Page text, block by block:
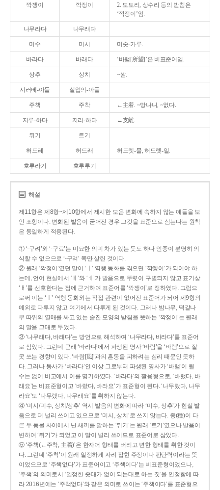
깍쟁이 깍정이
2. 도토리, 상수리 등의 받침은
‘깍정이’임.
나무라다 나무래다
미수 미시 미숫-가루.
바라다 바래다 ‘바램[所望]’은 비표준어임.
상추 상치 ~쌈.
시러베-아들 실업의-아들
주책 주착 ←主着. ~망나니, ~없다.
지루-하다 지리-하다 ←支離.
튀기 트기
허드레 허드래 허드렛-물, 허드렛-일.
호루라기 호루루기
해설
제11항은 제8항~제10항에서 제시한 모음 변화에 속하지 않는 예들을 보
인 조항이다. 변화된 발음이 굳어진 경우 그것을 표준으로 삼는다는 원칙
은 동일하게 적용된다.
① ‘-구려’와 ‘-구료’는 미묘한 의미 차가 있는 듯도 하나 언중이 분명히 의
식할 수 없으므로 ‘-구려’ 쪽만 살린 것이다.
② 원래 ‘깍정이’였던 말이 ‘ㅣ’ 역행 동화를 겪으면 ‘깍젱이’가 되어야 하
는데, 언어 현실에서 ‘ㅐ’와 ‘ㅔ’가 발음으로 뚜렷이 구별되지 않고 표기상
‘ㅐ’를 선호한다는 점에 근거하여 표준어를 ‘깍쟁이’로 정하였다. 그럼으
로써 이는 ‘ㅣ’ 역행 동화와는 직접 관련이 없어진 표준어가 되어 제9항의
예외로 다루지 않고 여기에서 다루게 된 것이다. 그러나 밤나무, 떡갈나
무 따위의 열매를 싸고 있는 술잔 모양의 받침을 뜻하는 ‘깍정이’는 원래
의 말을 그대로 두었다.
③ ‘나무래다, 바래다’는 방언으로 해석하여 ‘나무라다, 바라다’를 표준어
로 삼았다. 그런데 근래 ‘바라다’에서 파생된 명사 ‘바람’을 ‘바램’으로 잘
못 쓰는 경향이 있다. ‘바람[風]’과의 혼동을 피하려는 심리 때문인 듯하
다. 그러나 동사가 ‘바라다’인 이상 그로부터 파생된 명사가 ‘바램’이 될
수는 없어 비고에서 이를 명기하였다. ‘바라다’의 활용형으로, ‘바랬다, 바
래요’는 비표준형이고 ‘바랐다, 바라요’가 표준형이 된다. ‘나무랐다, 나무
라요’도 ‘나무랬다, 나무래요’를 취하지 않는다.
④ ‘미시/미수, 상치/상추’ 역시 발음의 변화에 따라 ‘미수, 상추’가 현실 발
음으로 더 널리 쓰이고 있으므로 ‘미시, 상치’로 쓰지 않는다. 종(種)이 다
른 두 동물 사이에서 난 새끼를 말하는 ‘튀기’는 원래 ‘트기’였으나 발음이
변하여 ‘튀기’가 되었고 이 말이 널리 쓰이므로 표준어로 삼았다.
⑤ ‘주책(←주착, 主着)’은 한자어 형태를 버리고 변한 형태를 취한 것이
다. 그런데 ‘주착’이 원래 일정하게 자리 잡힌 주장이나 판단력이라는 뜻
이었으므로 ‘주책없다’가 표준어이고 ‘주책이다’는 비표준형이었으나,
‘주책’의 의미로서 ‘일정한 줏대가 없이 되는대로 하는 짓’을 인정함에 따
라 2016년에는 ‘주책없다’와 같은 의미로 쓰이는 ‘주책이다’를 표준형으